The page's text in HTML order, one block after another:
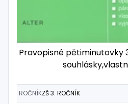
Pravopisné pětiminutovky
ROČNÍKZŠ 3. ROČNÍK